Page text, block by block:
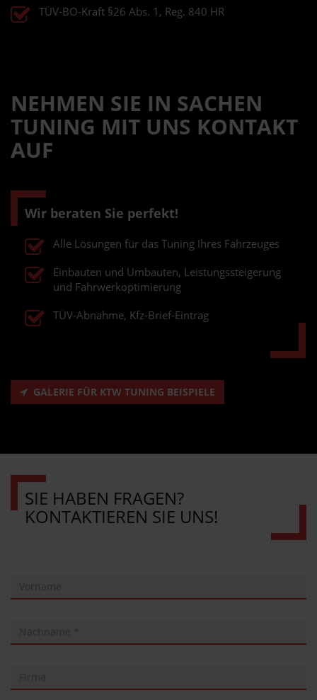
TÜV-BO-Kraft §26 Abs. 1, Reg. 840 HR
NEHMEN SIE IN SACHEN
TUNING MIT UNS KONTAKT
AUF
Wir beraten Sie perfekt!
Alle Lösungen für das Tuning Ihres Fahrzeuges
Einbauten und Umbauten, Leistungssteigerung
und Fahrwerkoptimierung
TÜV-Abnahme, Kfz-Brief-Eintrag
GALERIE FÜR KTW TUNING BEISPIELE
SIE HABEN FRAGEN?
KONTAKTIEREN SIE UNS!